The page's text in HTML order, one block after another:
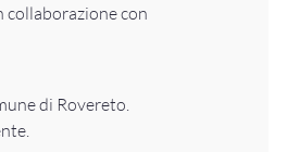
collaborazione con
di Rovereto.